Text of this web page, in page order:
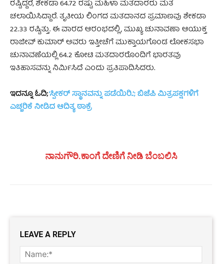
ರಷ್ಟಿದ್ದರೆ, ಶೇಕಡಾ 64.72 ರಷ್ಟು ಮಹಿಳಾ ಮತದಾರರು ಮತ
ಚಲಾಯಿಸಿದ್ದಾರೆ. ತೃತೀಯ ಲಿಂಗದ ಮತದಾನದ ಪ್ರಮಾಣವು ಶೇಕಡಾ
22.33 ರಷ್ಟಿತ್ತು. ಈ ವಾರದ ಆರಂಭದಲ್ಲಿ, ಮುಖ್ಯ ಚುನಾವಣಾ ಆಯುಕ್ತ
ರಾಜೀವ್ ಕುಮಾರ್ ಅವರು ಇತ್ತೀಚೆಗೆ ಮುಕ್ತಾಯಗೊಂಡ ಲೋಕಸಭಾ
ಚುನಾವಣೆಯಲ್ಲಿ 64.2 ಕೋಟಿ ಮತದಾರರೊಂದಿಗೆ ಭಾರತವು
ಇತಿಹಾಸವನ್ನು ನಿರ್ಮಿಸಿದೆ ಎಂದು ಪ್ರತಿಪಾದಿಸಿದರು.
ಇದನ್ನೂ ಓದಿ;‘ಸ್ಪೀಕರ್ ಸ್ಥಾನವನ್ನು ಪಡೆಯಿರಿ..’; ಬಿಜೆಪಿ ಮಿತ್ರಪಕ್ಷಗಳಿಗೆ
ಎಚ್ಚರಿಕೆ ನೀಡಿದ ಆದಿತ್ಯ ಠಾಕ್ರೆ
ನಾನುಗೌರಿ.ಕಾಂಗೆ ದೇಣಿಗೆ ನೀಡಿ ಬೆಂಬಲಿಸಿ
LEAVE A REPLY